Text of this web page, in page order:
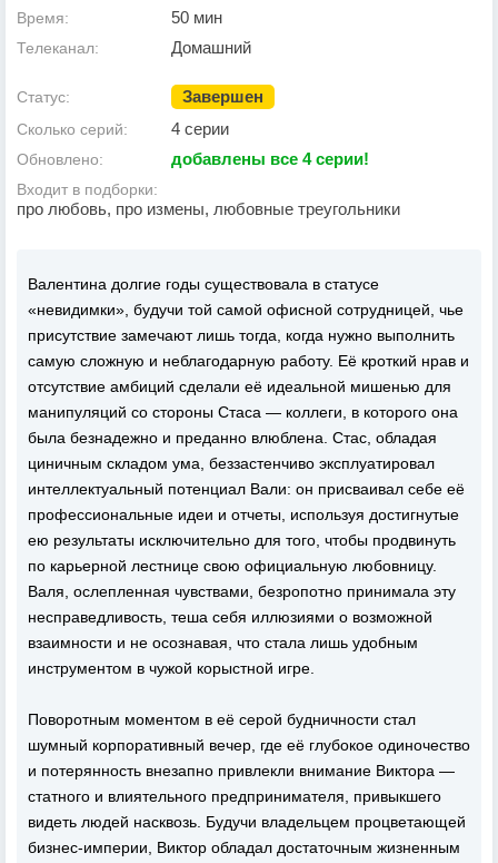
Время: 50 мин
Телеканал: Домашний
Статус: Завершен
Сколько серий: 4 серии
Обновлено: добавлены все 4 серии!
Входит в подборки:
про любовь, про измены, любовные треугольники
Валентина долгие годы существовала в статусе
«невидимки», будучи той самой офисной сотрудницей, чье
присутствие замечают лишь тогда, когда нужно выполнить
самую сложную и неблагодарную работу. Её кроткий нрав и
отсутствие амбиций сделали её идеальной мишенью для
манипуляций со стороны Стаса — коллеги, в которого она
была безнадежно и преданно влюблена. Стас, обладая
циничным складом ума, беззастенчиво эксплуатировал
интеллектуальный потенциал Вали: он присваивал себе её
профессиональные идеи и отчеты, используя достигнутые
ею результаты исключительно для того, чтобы продвинуть
по карьерной лестнице свою официальную любовницу.
Валя, ослепленная чувствами, безропотно принимала эту
несправедливость, теша себя иллюзиями о возможной
взаимности и не осознавая, что стала лишь удобным
инструментом в чужой корыстной игре.
Поворотным моментом в её серой будничности стал
шумный корпоративный вечер, где её глубокое одиночество
и потерянность внезапно привлекли внимание Виктора —
статного и влиятельного предпринимателя, привыкшего
видеть людей насквозь. Будучи владельцем процветающей
бизнес-империи, Виктор обладал достаточным жизненным